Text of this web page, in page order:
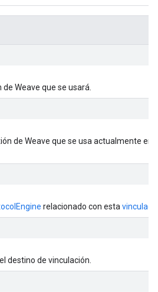
Weave que se usará.
de Weave que se usa actualmente en
relacionado con esta
destino de vinculación.